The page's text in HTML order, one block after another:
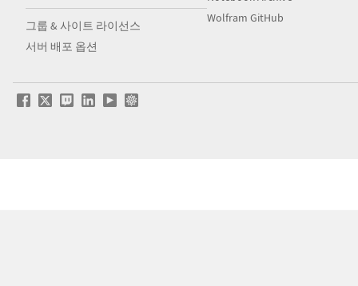
그룹 & 사이트 라이선스
서버 배포 옵션
Wolfram GitHub